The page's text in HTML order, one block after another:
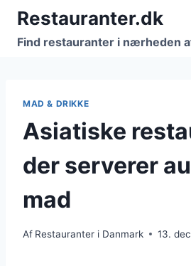
Fortsæt
indhold
Restauranter.dk
Find restauranter i nærheden
MAD & DRIKKE
Asiatiske
der serverer
mad
Af Restauranter i Danmark 13.